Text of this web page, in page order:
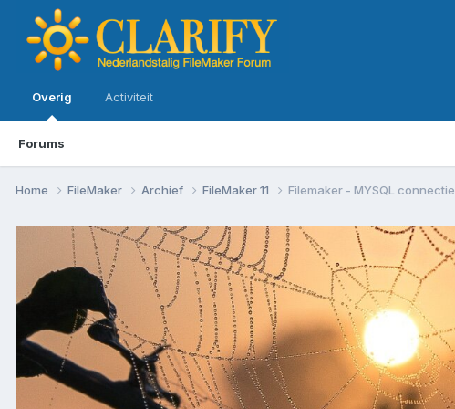
Overig
Forums
Activiteit
Home FileMaker Archief FileMaker 11 Filemaker - MYSQL connectie